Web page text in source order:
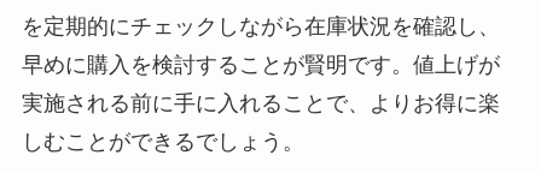
を定期的にチェックしながら在庫状況を確認し、
早めに購入を検討することが賢明です。値上げが
実施される前に手に入れることで、よりお得に楽
しむことができるでしょう。